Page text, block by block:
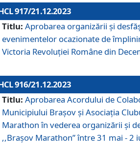
917/21.12.2023
Titlu: Aprobarea organizării şi
evenimentelor ocazionate de
Victoria Revoluţiei Române din
916/21.12.2023
Titlu: Aprobarea Acordului de
Municipiului Brașov și Asociația
Marathon în vederea organizării și
,,Brașov Marathon” între 31 mai - 2